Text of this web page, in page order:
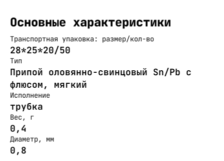
Основные характеристики
Транспортная упаковка: размер/кол-во
28*25*20/50
Тип
Припой оловянно-свинцовый Sn/Pb с
флюсом, мягкий
Исполнение
трубка
Вес, г
0,4
Диаметр, мм
0,8